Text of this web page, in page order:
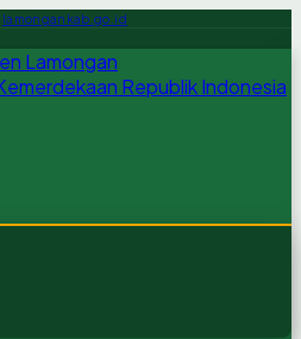
lamongankab.go.id